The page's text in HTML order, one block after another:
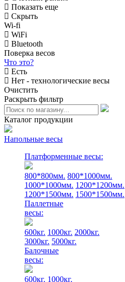
Показать еще
Скрыть
Wi-fi
WiFi
Bluetooth
Поверка весов
Что это?
Есть
Нет - технологические весы
Очистить
Раскрыть фильтр
Каталог продукции
Напольные весы
Платформенные весы:
800*800мм. 800*1000мм.
1000*1000мм. 1200*1200мм.
1200*1500мм. 1500*1500мм.
Паллетные
весы:
600кг. 1000кг. 2000кг.
3000кг. 5000кг.
Балочные
весы:
600кг. 1000кг.